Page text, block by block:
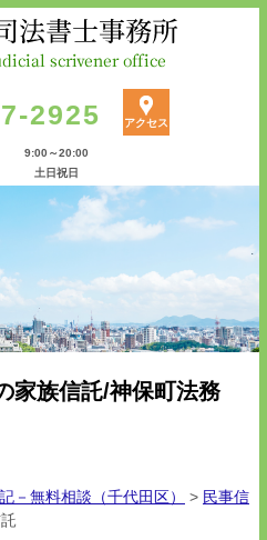
2925 アクセス
9:00～20:00
土日祝日
家族信託/神保町法務
－無料相談（千代田区） > 民事信